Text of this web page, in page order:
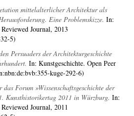
mittelalterlicher Architektur als
Eine Problemskizze. In:
Journal, 2013
5)
Persuaders der Architekturgeschichte
In: Kunstgeschichte. Open Peer
kuge-292-6)
Forum »Wissenschaftsgeschichte der
Kunsthistorikertag 2011 in Würzburg. In:
Journal, 2011